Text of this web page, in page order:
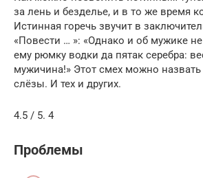
за лень и безделье, и в то же время
Истинная горечь звучит в
«Повести … »: «Однако и об мужике
ему рюмку водки да пятак серебра:
мужичина!» Этот смех можно
слёзы. И тех и других.
4.5 / 5. 4
Проблемы